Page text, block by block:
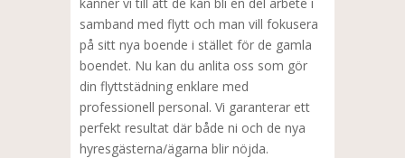
samband med flytt och man vill fokusera
på sitt nya boende i stället för de gamla
boendet. Nu kan du anlita oss som gör
din flyttstädning enklare med
professionell personal. Vi garanterar ett
perfekt resultat där både ni och de nya
hyresgästerna/ägarna blir nöjda.